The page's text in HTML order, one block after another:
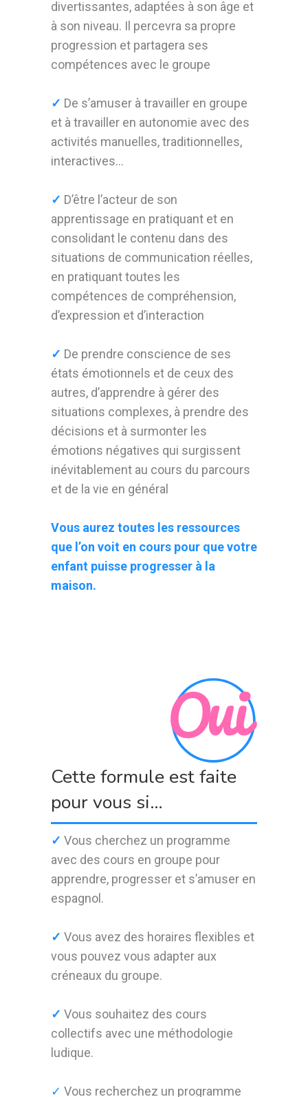
divertissantes, adaptées à son âge et
à son niveau. Il percevra sa propre
progression et partagera ses
compétences avec le groupe
✓ De s’amuser à travailler en groupe
et à travailler en autonomie avec des
activités manuelles, traditionnelles,
interactives…
✓ D’être l’acteur de son
apprentissage en pratiquant et en
consolidant le contenu dans des
situations de communication réelles,
en pratiquant toutes les
compétences de compréhension,
d’expression et d’interaction
✓ De prendre conscience de ses
états émotionnels et de ceux des
autres, d’apprendre à gérer des
situations complexes, à prendre des
décisions et à surmonter les
émotions négatives qui surgissent
inévitablement au cours du parcours
et de la vie en général
Vous aurez toutes les ressources
que l’on voit en cours pour que votre
enfant puisse progresser à la
maison.
Cette formule est faite
pour vous si…
✓ Vous cherchez un programme
avec des cours en groupe pour
apprendre, progresser et s’amuser en
espagnol.
✓ Vous avez des horaires flexibles et
vous pouvez vous adapter aux
créneaux du groupe.
✓ Vous souhaitez des cours
collectifs avec une méthodologie
ludique.
✓ Vous recherchez un programme